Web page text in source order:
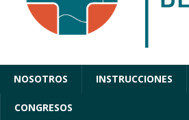
NOSOTROS INSTRUCCIONES
CONGRESOS